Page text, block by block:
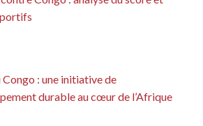
: une initiative de
durable au cœur de l’Afrique